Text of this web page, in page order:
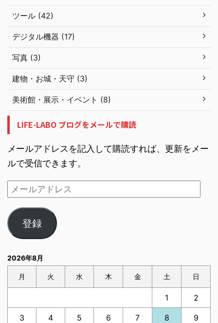
ツール (42)
デジタル機器 (17)
写真 (3)
建物・お城・天守 (3)
美術館・展示・イベント (8)
LIFE-LABO ブログをメールで購読
メールアドレスを記入して購読すれば、更新をメー
ルで受信できます。
登録
2026年8月
月 火 水 木 金 土 日
1 2
3 4 5 6 7 8 9